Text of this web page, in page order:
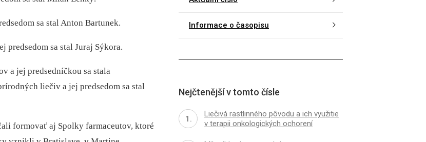
sa stal Anton Bartunek.
sa stal Juraj Sýkora.
a jej predsedníčkou sa stala
liečiv a jej predsedom sa stal
formovať aj Spolky farmaceutov, ktoré
Informace o časopisu
Nejčtenější v tomto čísle
Liečivá rastlinného pôvodu a ich využitie
v terapii onkologických ochorení